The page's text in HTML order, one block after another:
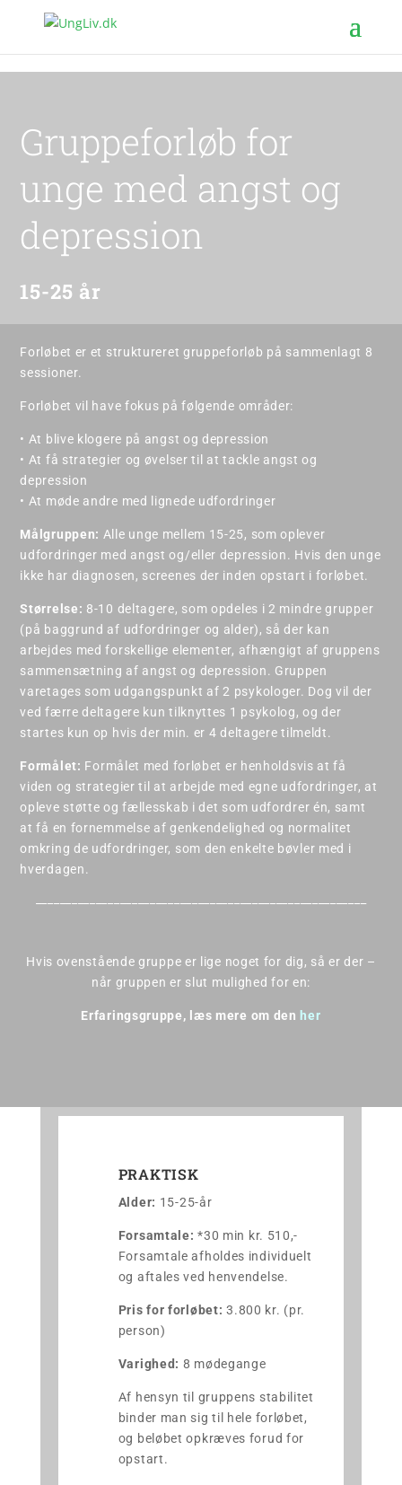
Gruppeforløb for
unge med angst og
depression
15-25 år
Forløbet er et struktureret gruppeforløb på sammenlagt 8
sessioner.
Forløbet vil have fokus på følgende områder:
• At blive klogere på angst og depression
• At få strategier og øvelser til at tackle angst og
depression
• At møde andre med lignede udfordringer
Målgruppen: Alle unge mellem 15-25, som oplever
udfordringer med angst og/eller depression. Hvis den unge
ikke har diagnosen, screenes der inden opstart i forløbet.
Størrelse: 8-10 deltagere, som opdeles i 2 mindre grupper
(på baggrund af udfordringer og alder), så der kan
arbejdes med forskellige elementer, afhængigt af gruppens
sammensætning af angst og depression. Gruppen
varetages som udgangspunkt af 2 psykologer. Dog vil der
ved færre deltagere kun tilknyttes 1 psykolog, og der
startes kun op hvis der min. er 4 deltagere tilmeldt.
Formålet: Formålet med forløbet er henholdsvis at få
viden og strategier til at arbejde med egne udfordringer, at
opleve støtte og fællesskab i det som udfordrer én, samt
at få en fornemmelse af genkendelighed og normalitet
omkring de udfordringer, som den enkelte bøvler med i
hverdagen.
Hvis ovenstående gruppe er lige noget for dig, så er der –
når gruppen er slut mulighed for en:
Erfaringsgruppe, læs mere om den her
PRAKTISK
Alder: 15-25-år
Forsamtale: *30 min kr. 510,-
Forsamtale afholdes individuelt
og aftales ved henvendelse.
Pris for forløbet: 3.800 kr. (pr.
person)
Varighed: 8 mødegange
Af hensyn til gruppens stabilitet
binder man sig til hele forløbet,
og beløbet opkræves forud for
opstart.